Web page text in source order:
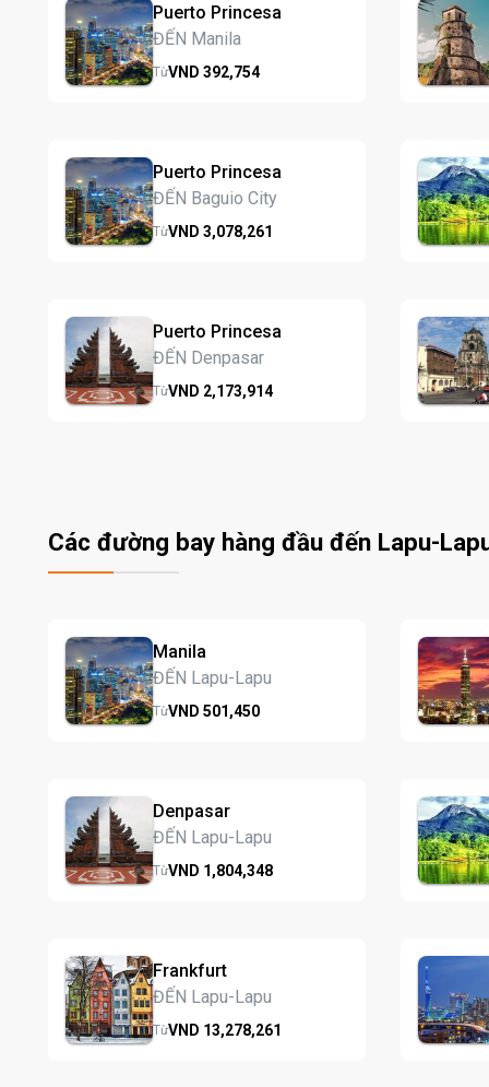
Puerto Princesa
ĐẾN Manila
TừVND 392,754
Puerto Princesa
ĐẾN Baguio City
TừVND 3,078,261
Puerto Princesa
ĐẾN Denpasar
TừVND 2,173,914
Các đường bay hàng đầu đến Lapu-
Manila
ĐẾN Lapu-Lapu
TừVND 501,450
Denpasar
ĐẾN Lapu-Lapu
TừVND 1,804,348
Frankfurt
ĐẾN Lapu-Lapu
TừVND 13,278,261